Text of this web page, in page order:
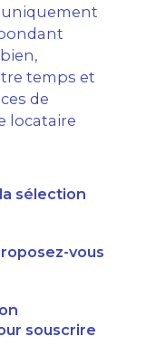
temps et
de
locataire
sélection
vous
souscrire